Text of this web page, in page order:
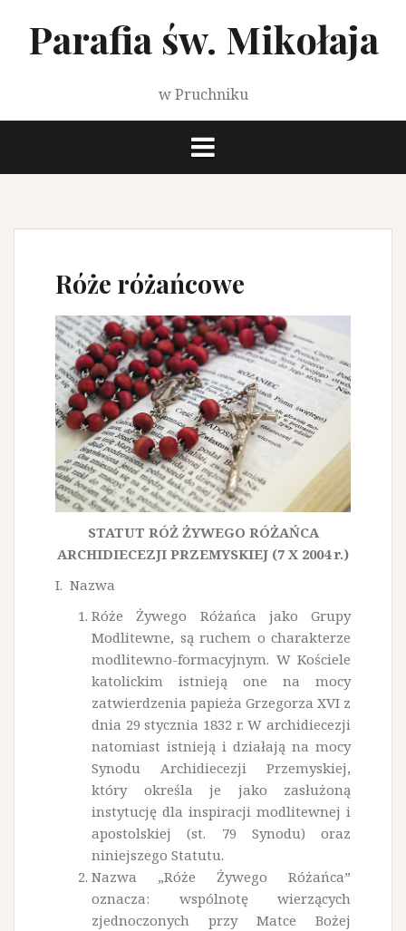
treściParafia św. Mikołaja
w Pruchniku
Róże różańcowe
STATUT RÓŻ ŻYWEGO RÓŻAŃCA
ARCHIDIECEZJI PRZEMYSKIEJ (7 X 2004 r.)
I. Nazwa
Róże Żywego Różańca jako Grupy
Modlitewne, są ruchem o charakterze
modlitewno-formacyjnym. W Kościele
katolickim istnieją one na mocy
zatwierdzenia papieża Grzegorza XVI z
dnia 29 stycznia 1832 r. W archidiecezji
natomiast istnieją i działają na mocy
Synodu Archidiecezji Przemyskiej,
który określa je jako zasłużoną
instytucję dla inspiracji modlitewnej i
apostolskiej (st. 79 Synodu) oraz
niniejszego Statutu.
Nazwa „Róże Żywego Różańca”
oznacza: wspólnotę wierzących
zjednoczonych przy Matce Bożej